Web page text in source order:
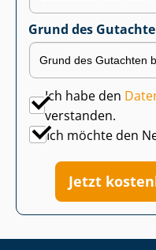
Grund des
Ich habe den
verstanden.
Ich möchte den
Jetzt